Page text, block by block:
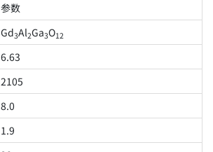
参数
Gd3Al2Ga3O12
6.63
2105
8.0
1.9